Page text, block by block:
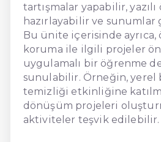
tartışmalar yapabilir,
hazırlayabilir ve
Bu ünite içerisinde
koruma ile ilgili projeler
uygulamalı bir öğrenme
sunulabilir. Örneğin, yerel
temizliği etkinliğine
dönüşüm projeleri
aktiviteler teşvik edilebilir.